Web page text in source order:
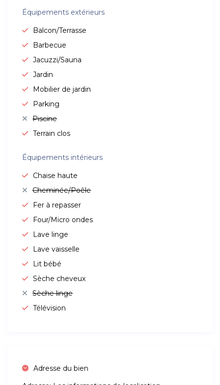
Équipements extérieurs
Balcon/Terrasse
Barbecue
Jacuzzi/Sauna
Jardin
Mobilier de jardin
Parking
Piscine
Terrain clos
Équipements intérieurs
Chaise haute
Cheminée/Poêle
Fer à repasser
Four/Micro ondes
Lave linge
Lave vaisselle
Lit bébé
Sèche cheveux
Sèche linge
Télévision
Adresse du bien